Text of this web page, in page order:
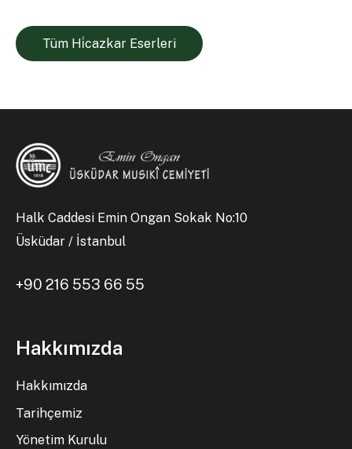
Tüm Hi̇cazkar Eserleri
Halk Caddesi Emin Ongan Sokak No:10
Üsküdar / İstanbul
+90 216 553 66 55
Hakkımızda
Hakkımızda
Tarihçemiz
Yönetim Kurulu